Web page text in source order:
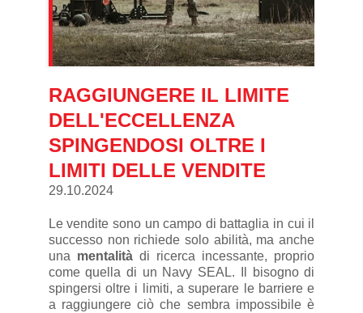
RAGGIUNGERE IL LIMITE
DELL'ECCELLENZA
SPINGENDOSI OLTRE I
LIMITI DELLE VENDITE
29.10.2024
Le vendite sono un campo di battaglia in cui il
successo non richiede solo abilità, ma anche
una mentalitàdi ricerca incessante, proprio
come quella di un Navy SEAL. Il bisogno di
spingersi oltre i limiti, a superare le barriere e
a raggiungere ciò che sembra impossibile è